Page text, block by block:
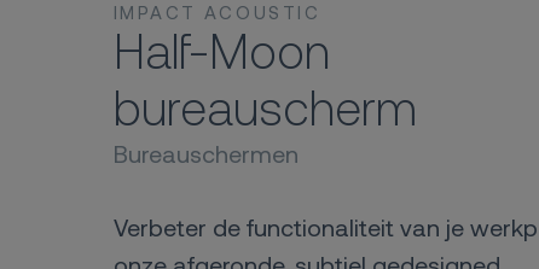
IMPACT ACOUSTIC
Half-Moon
bureauscherm
Bureauschermen
Verbeter de functionaliteit van je